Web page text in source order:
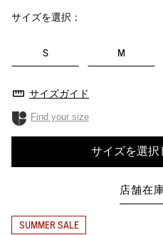
サイズを選択：
S M
サイズガイド
Find your size
サイズを選択
店舗在
SUMMER SALE